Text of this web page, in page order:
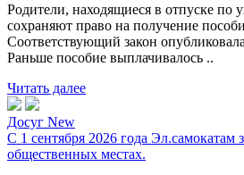
Родители, находящиеся в отпуске по
сохраняют право на получение
Соответствующий закон
Раньше пособие выплачивалось ..
Читать далее
Досуг New
С 1 сентября 2026 года Эл.самокатам
общественных местах.